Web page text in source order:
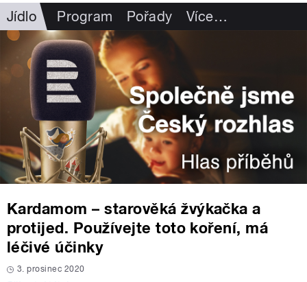
Jídlo Program Pořady Více…
Kardamom – starověká žvýkačka a
protijed. Používejte toto koření, má
léčivé účinky
3. prosinec 2020